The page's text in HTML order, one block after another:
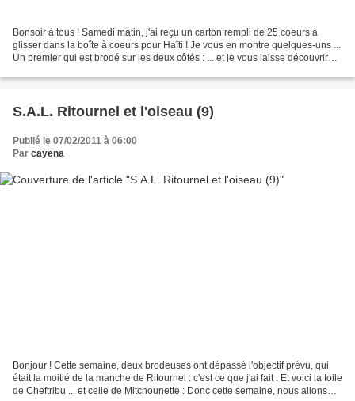
Bonsoir à tous ! Samedi matin, j'ai reçu un carton rempli de 25 coeurs à
glisser dans la boîte à coeurs pour Haïti ! Je vous en montre quelques-uns ...
Un premier qui est brodé sur les deux côtés : ... et je vous laisse découvrir
S.A.L. Ritournel et l'oiseau (9)
Publié le 07/02/2011 à 06:00
Par cayena
Bonjour ! Cette semaine, deux brodeuses ont dépassé l'objectif prévu, qui
était la moitié de la manche de Ritournel : c'est ce que j'ai fait : Et voici la toile
de Cheftribu ... et celle de Mitchounette : Donc cette semaine, nous allons